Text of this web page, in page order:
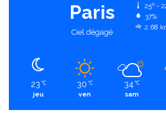
Paris
Ciel dégagé
25º -
37%
2.68
23 ℃
jeu
30 ℃
ven
34 ℃
sam